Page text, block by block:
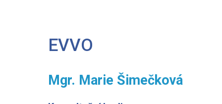
EVVO
Mgr. Marie Šimečková